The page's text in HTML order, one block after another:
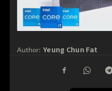
Author: Yeung Chun Fat